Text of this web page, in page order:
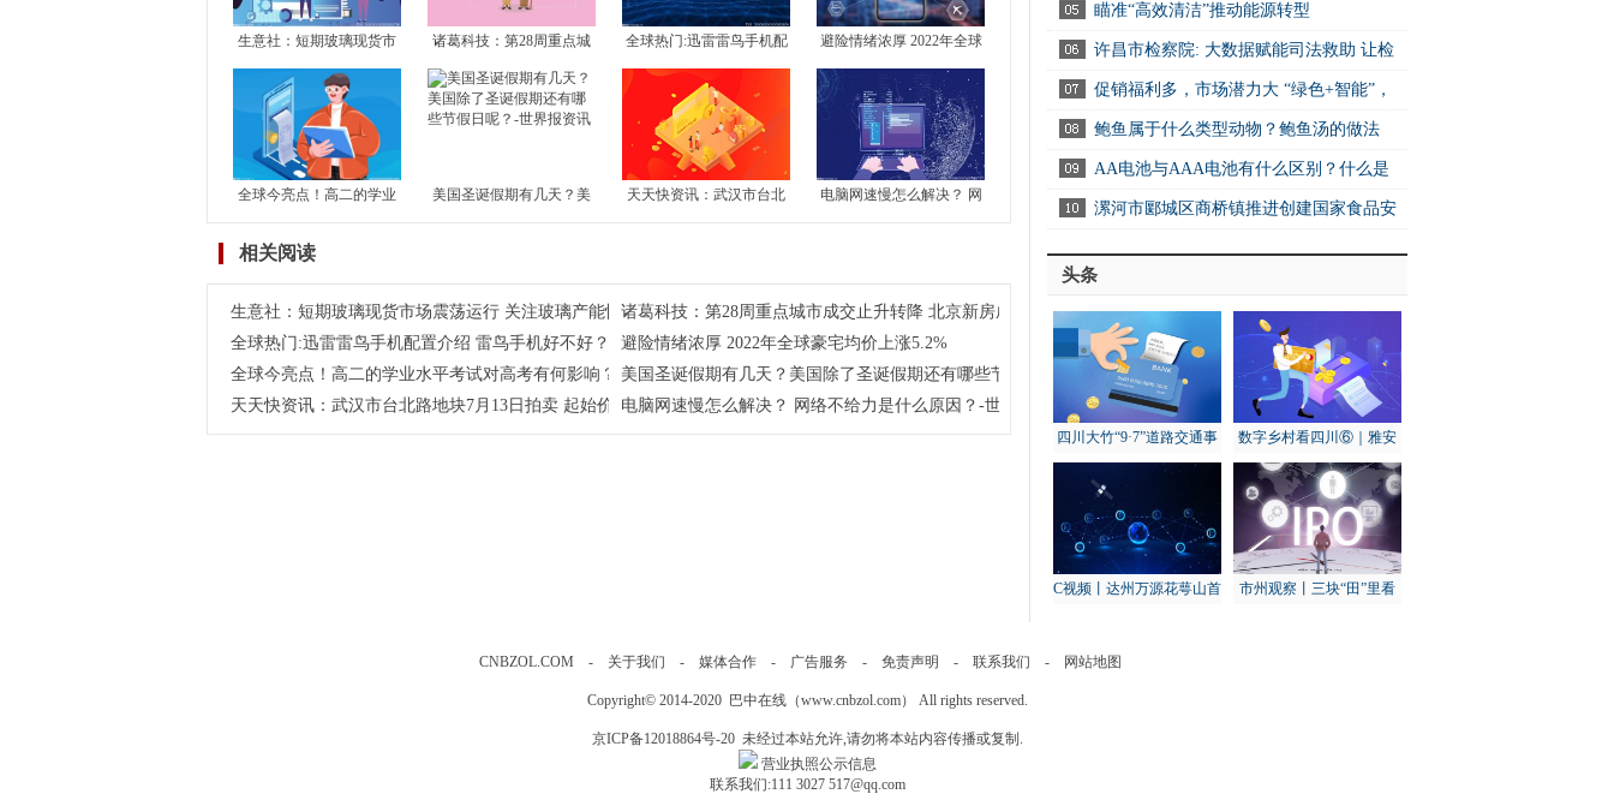
生意社：短期玻璃现货市
场震荡运行 关注玻璃产能
恢复及房地产竣工情况
诸葛科技：第28周重点城
市成交止升转降 北京新房
成交独升 其余14城全部下
全球热门:迅雷雷鸟手机配
置介绍 雷鸟手机好不好？
避险情绪浓厚 2022年全球
豪宅均价上涨5.2%
全球今亮点！高二的学业
响？学考对高考到底有没
美国圣诞假期有几天？美
天天快资讯：武汉市台北
电脑网速慢怎么解决？ 网
相关阅读
生意社：短期玻璃现货市场震荡运行 关注玻璃产能恢复及房地产竣工情况诸葛科技：第28周重点城市成交止升转降 北京新房成交独升 其余14城全部下滑
全球热门:迅雷雷鸟手机配置介绍 雷鸟手机好不好？
避险情绪浓厚 2022年全球豪宅均价上涨5.2%
全球今亮点！高二的学业水平考试对高考有何影响？学考对高考到底有没有影响？美国圣诞假期有几天？美国除了圣诞假期还有哪些节假日呢？-世界报资讯
天天快资讯：武汉市台北路地块7月13日拍卖 起始价约51亿元电脑网速慢怎么解决？ 网络不给力是什么原因？-世界今日报
瞄准“高效清洁”推动能源转型
许昌市检察院: 大数据赋能司法救助 让检
察关爱可感可触可及
促销福利多，市场潜力大 “绿色+智能”，
家电消费新选择
鲍鱼属于什么类型动物？鲍鱼汤的做法
AA电池与AAA电池有什么区别？什么是
AA电池？ 快资讯
漯河市郾城区商桥镇推进创建国家食品安
头条
四川大竹“9·7”道路交通事
故：初步调查为货车下坡
转弯失控发生侧翻导致
数字乡村看四川⑥｜雅安
天全：打造“智慧渔场” 建
设数字渔业基地
C视频丨达州万源花萼山首
市州观察丨三块“田”里看
CNBZOL.COM - 关于我们 - 媒体合作- 广告服务 - 免责声明 - 联系我们 - 网站地图
Copyright© 2014-2020 巴中在线（www.cnbzol.com） All rights reserved.
京ICP备12018864号-20未经过本站允许,请勿将本站内容传播或复制.
营业执照公示信息
联系我们:111 3027 517@qq.com